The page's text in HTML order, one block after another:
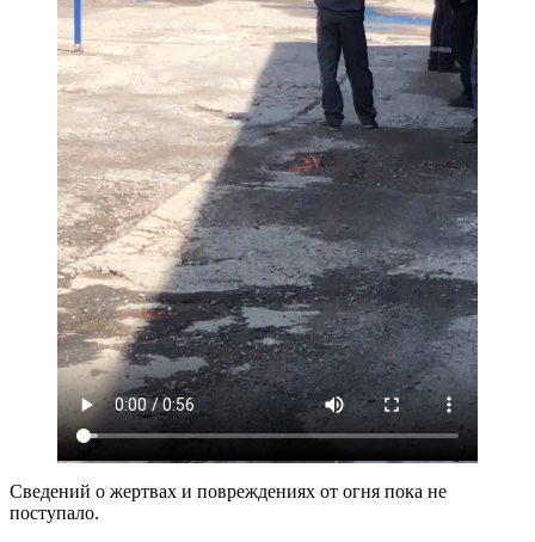
Сведений о жертвах и повреждениях от огня пока не
поступало.